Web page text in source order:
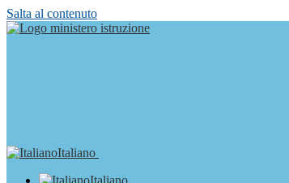
Salta al contenuto
Italiano
Italiano